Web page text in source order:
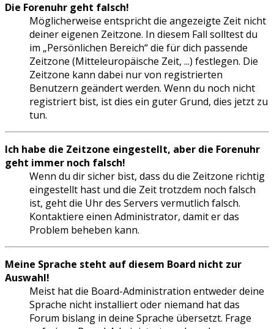
Die Forenuhr geht falsch!
Möglicherweise entspricht die angezeigte Zeit nicht
deiner eigenen Zeitzone. In diesem Fall solltest du
im „Persönlichen Bereich“ die für dich passende
Zeitzone (Mitteleuropäische Zeit, ...) festlegen. Die
Zeitzone kann dabei nur von registrierten
Benutzern geändert werden. Wenn du noch nicht
registriert bist, ist dies ein guter Grund, dies jetzt zu
tun.
Ich habe die Zeitzone eingestellt, aber die Forenuhr
geht immer noch falsch!
Wenn du dir sicher bist, dass du die Zeitzone richtig
eingestellt hast und die Zeit trotzdem noch falsch
ist, geht die Uhr des Servers vermutlich falsch.
Kontaktiere einen Administrator, damit er das
Problem beheben kann.
Meine Sprache steht auf diesem Board nicht zur
Auswahl!
Meist hat die Board-Administration entweder deine
Sprache nicht installiert oder niemand hat das
Forum bislang in deine Sprache übersetzt. Frage